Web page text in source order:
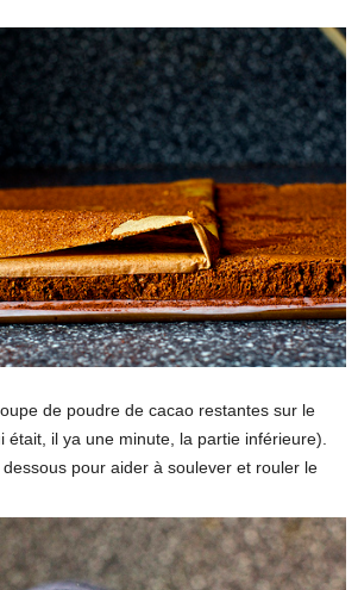
de poudre de cacao restantes sur le
était, il ya une minute, la partie inférieure).
pour aider à soulever et rouler le